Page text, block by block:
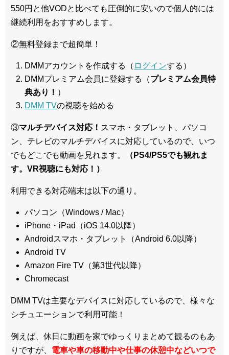
550円と他VODと比べても圧倒的に安いので個人的には
継続利用をおすすめします。
②無料登録まで超簡単！
DMMアカウントを作成する（ ログインする）
DMMプレミアム会員に登録する（プレミアム会員特
典あり！ ）
DMM TVの視聴を始める
③マルチデバイス対応！ スマホ・タブレット、パソコ
ン、テレビのマルチデバイスに対応しているので、いつ
でもどこでも動画を見れます。
（PS4/PS5でも観れま
す。VR視聴にも対応！）
利用できる対応端末は以下の通り。
パソコン（Windows / Mac）
iPhone・iPad（iOS 14.0以降）
Androidスマホ・タブレット（Android 6.0以降）
Android TV
Amazon Fire TV（第3世代以降）
Chromecast
DMM TVは主要なデバイスに対応しているので、 様々な
シチュエーションで利用可能！
例えば、休日に動画を家でゆっくりまとめて観るのもあ
りですが、 電車や車の移動中や仕事の休憩中などいつで